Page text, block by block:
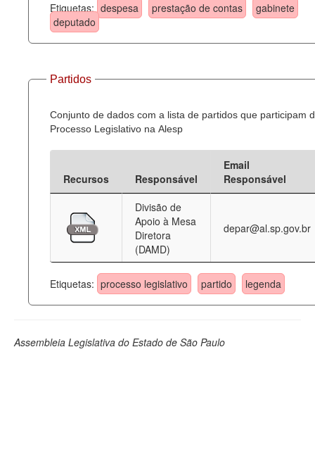
Etiquetas: despesa prestação de contas
gabinete
deputado
Partidos
Conjunto de dados com a lista de partidos que participam
Processo Legislativo na Alesp
Recursos Responsável
Email
Responsável
Divisão de
Apoio à Mesa
Diretora
(DAMD)
depar@al.sp.gov.br
Etiquetas: processo legislativo partido legenda
Assembleia Legislativa do Estado de São Paulo